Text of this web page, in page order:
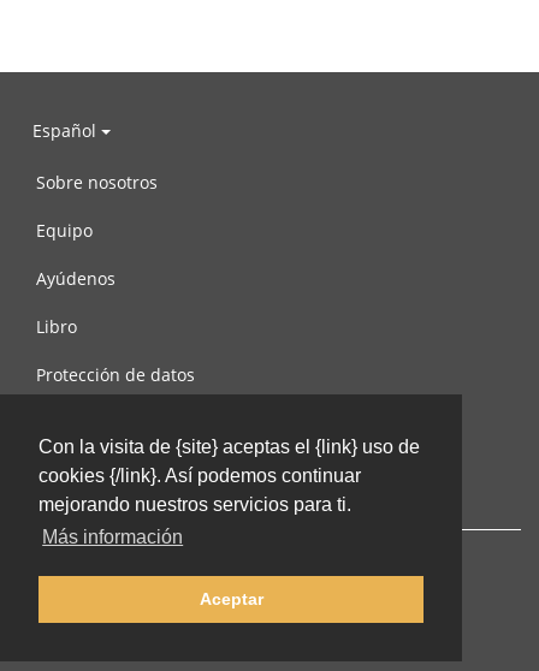
Con la visita de {site} aceptas el {link} uso de
cookies {/link}. Así podemos continuar
mejorando nuestros servicios para ti.
Más información
Aceptar
Español
Sobre nosotros
Equipo
Ayúdenos
Libro
Protección de datos
Contáctenos
© 2002-2026 lernu.net |Impressum